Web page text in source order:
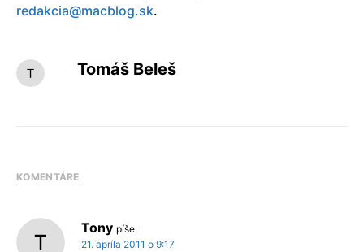
redakcia@macblog.sk.
Tomáš Beleš
KOMENTÁRE
Tony píše:
21. apríla 2011 o 9:17